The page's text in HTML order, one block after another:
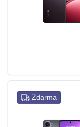
Zdarma